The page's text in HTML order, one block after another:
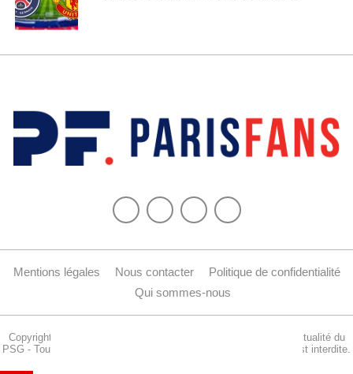
Mentions légales Nous contacter
Politique de confidentialité
Qui sommes-nous
Copyright © 2015-2024 Parisfans.fr, 1er site amateur dédié à l'actualité du
PSG - Tous les droits sont réservés. La reproduction de ce site est interdite.